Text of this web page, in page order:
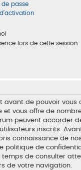
passe
lors de cette session
avant de pouvoir vous
et vous offre de
peuvent accorder
inscrits.
connaissance de
politique de
de consulter
de votre navigation.